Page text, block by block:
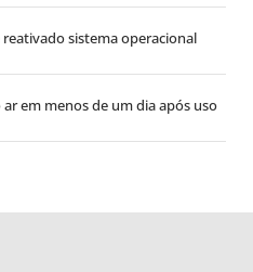
sistema operacional
em menos de um dia após uso